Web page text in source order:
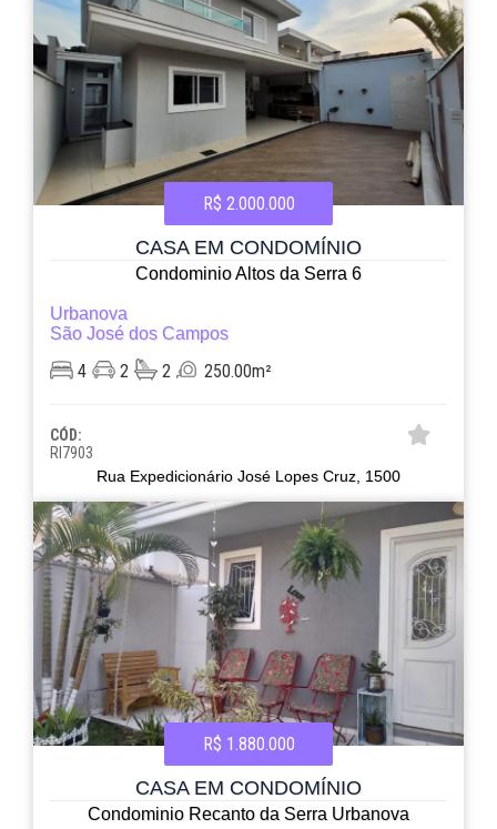
R$ 2.000.000
CASA EM CONDOMÍNIO
Condominio Altos da Serra 6
Urbanova
São José dos Campos
4 2 2 250.00m²
CÓD:
RI7903
Rua Expedicionário José Lopes Cruz, 1500
R$ 1.880.000
CASA EM CONDOMÍNIO
Condominio Recanto da Serra Urbanova